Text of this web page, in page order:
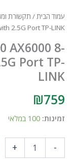
עמוד הבית/ תקשורת
2.5G Port TP-LINK
AX6000 8-
Port TP-
LINK
₪759
זמינות: 100 במלאי
-
+